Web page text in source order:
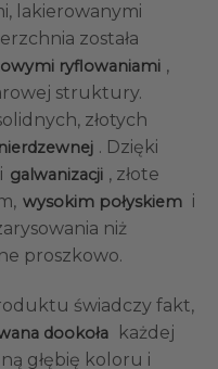
lakierowanymi
została
ryflowaniami ,
struktury.
złotych
. Dzięki
galwanizacji , złote
wysokim połyskiem i
niż
proszkowo.
świadczy fakt,
dookoła
każdej
głębię koloru i